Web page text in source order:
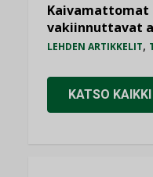
vakiinnuttavat
LEHDEN ARTIKKELIT,
KATSO KAIKKI